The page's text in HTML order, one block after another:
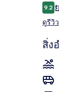
รีวิว
9.29.2
ดูรีวิ
สิ่ง